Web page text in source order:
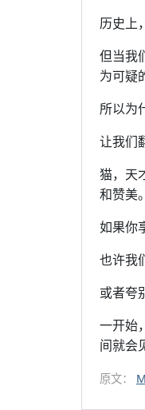
历史上
但当我
为可疑
所以为
让我们
猫，天
和赞美。
如果你
也许我
或者夸
一开始
间就会
原文：